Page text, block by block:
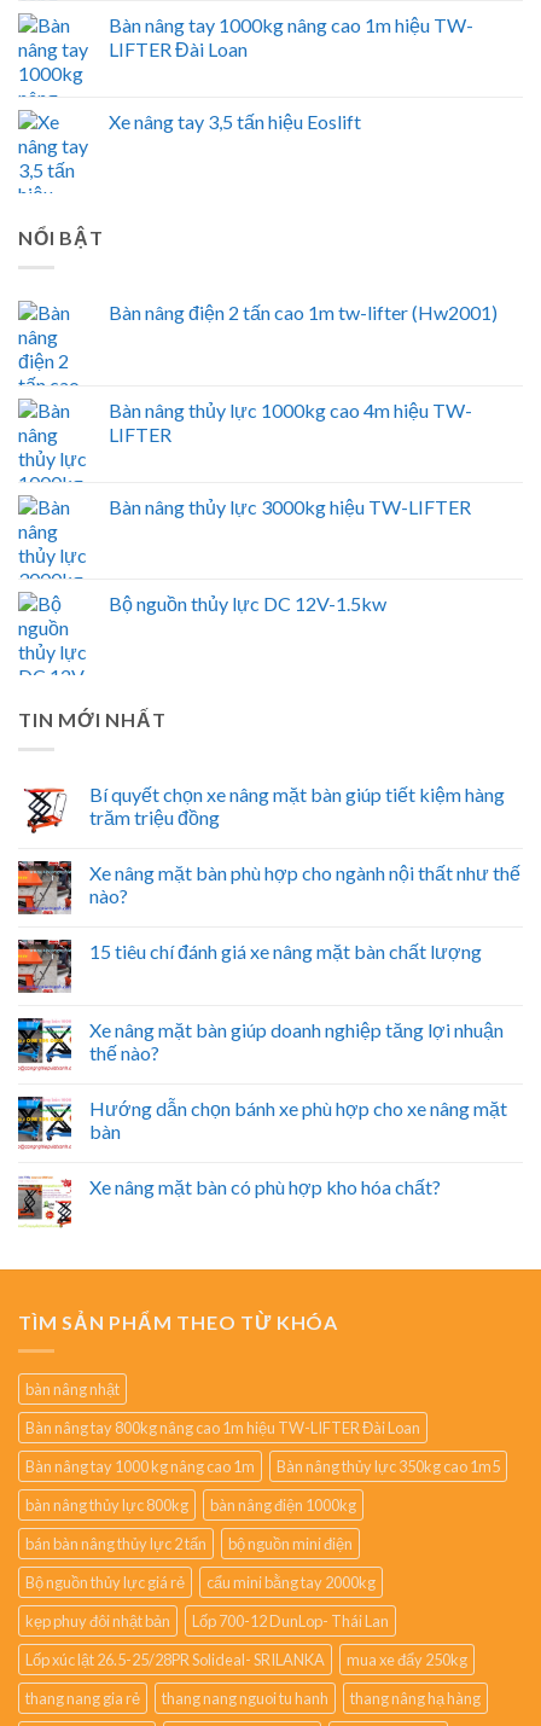
Bàn nâng tay 1000kg nâng cao 1m hiệu TW-
LIFTER Đài Loan
Xe nâng tay 3,5 tấn hiệu Eoslift
NỔI BẬT
Bàn nâng điện 2 tấn cao 1m tw-lifter (Hw2001)
Bàn nâng thủy lực 1000kg cao 4m hiệu TW-
LIFTER
Bàn nâng thủy lực 3000kg hiệu TW-LIFTER
Bộ nguồn thủy lực DC 12V-1.5kw
TIN MỚI NHẤT
Bí quyết chọn xe nâng mặt bàn giúp tiết kiệm hàng
trăm triệu đồng
Xe nâng mặt bàn phù hợp cho ngành nội thất như thế
nào?
15 tiêu chí đánh giá xe nâng mặt bàn chất lượng
Xe nâng mặt bàn giúp doanh nghiệp tăng lợi nhuận
thế nào?
Hướng dẫn chọn bánh xe phù hợp cho xe nâng mặt
bàn
Xe nâng mặt bàn có phù hợp kho hóa chất?
TÌM SẢN PHẨM THEO TỪ KHÓA
bàn nâng nhật
Bàn nâng tay 800kg nâng cao 1m hiệu TW-LIFTER Đài Loan
Bàn nâng tay 1000 kg nâng cao 1m
Bàn nâng thủy lực 350kg cao 1m5
bàn nâng thủy lực 800kg
bàn nâng điện 1000kg
bán bàn nâng thủy lực 2 tấn
bộ nguồn mini điện
Bộ nguồn thủy lực giá rẻ
cẩu mini bằng tay 2000kg
kẹp phuy đôi nhật bản
Lốp 700-12 DunLop- Thái Lan
Lốp xúc lật 26.5-25/28PR Solideal- SRILANKA
mua xe đẩy 250kg
thang nang gia rẻ
thang nang nguoi tu hanh
thang nâng hạ hàng